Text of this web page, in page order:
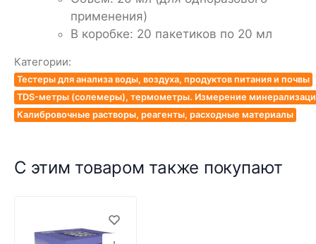
применения)
В коробке: 20 пакетиков по 20 мл
Категории:
Тестеры для анализа воды, воздуха, продуктов питания и почвы
TDS-метры (солемеры), термометры. Измерение
Калибровочные растворы, реагенты, расходные материалы
С этим товаром также покупают